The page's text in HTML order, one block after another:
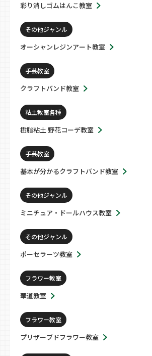
彩り消しゴムはんこ教室
その他ジャンル
オーシャンレジンアート教室
手芸教室
クラフトバンド教室
粘土教室各種
樹脂粘土 野花コーデ教室
手芸教室
基本が分かるクラフトバンド教室
その他ジャンル
ミニチュア・ドールハウス教室
その他ジャンル
ポーセラーツ教室
フラワー教室
華道教室
フラワー教室
プリザーブドフラワー教室